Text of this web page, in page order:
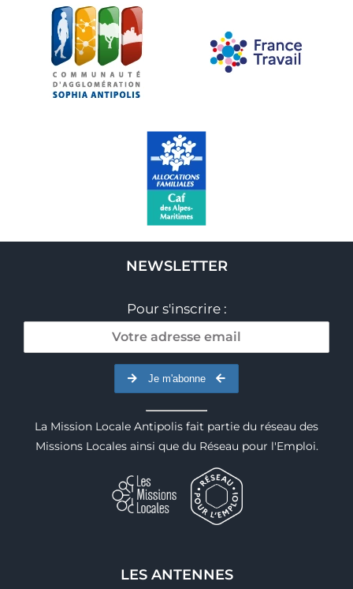
NEWSLETTER
Pour s'inscrire :
Je m'abonne
La Mission Locale Antipolis fait partie du réseau des
Missions Locales ainsi que du Réseau pour l'Emploi.
LES ANTENNES